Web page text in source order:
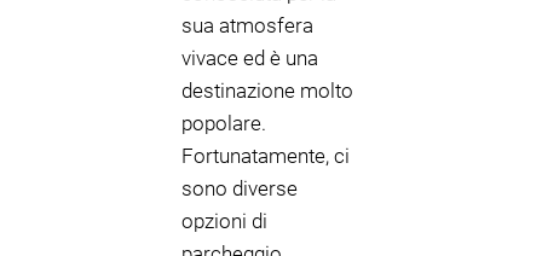
sua atmosfera
vivace ed è una
destinazione molto
popolare.
Fortunatamente, ci
sono diverse
opzioni di